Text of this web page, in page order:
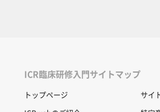
ICR臨床研修入門サイトマップ
トップページ
サイ